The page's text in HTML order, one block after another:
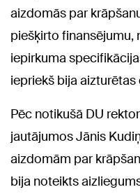
aizdomās par
piešķirto finansējumu,
iepirkuma
iepriekš bija
Pēc notikušā DU
jautājumos Jānis
aizdomām par
bija noteikts